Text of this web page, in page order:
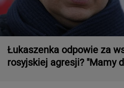
Łukaszenka odpowie za
rosyjskiej agresji? "Mamy